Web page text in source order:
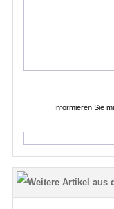
Informieren Sie